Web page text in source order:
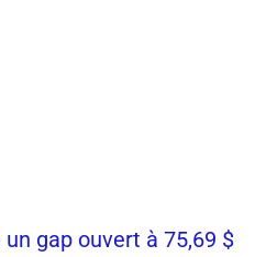
gap ouvert à 75,69 $